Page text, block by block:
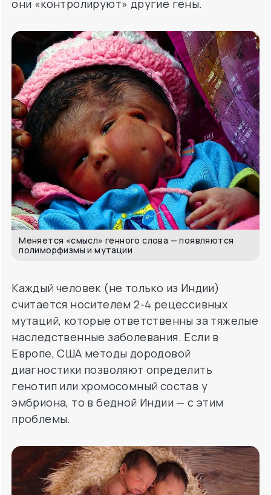
Меняется «смысл» генного слова — появляются
полиморфизмы и мутации
Каждый человек (не только из Индии)
считается носителем 2-4 рецессивных
наследственные заболевания. Если в
Европе, США методы дородовой
диагностики позволяют определить
генотип или хромосомный состав у
эмбриона, то в бедной Индии — с этим
проблемы.